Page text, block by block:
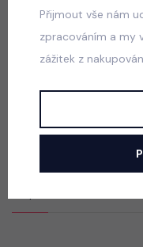
590 Kč
Přijmout vše nám
zpracováním a my
zážitek z